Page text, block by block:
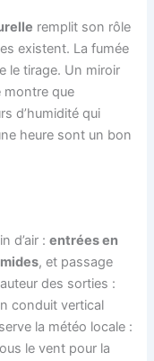
remplit son rôle
existent. La fumée
le tirage. Un miroir
montre que
d’humidité qui
heure sont un bon
d’air :entrées en
, et passage
des sorties :
conduit vertical
la météo locale :
le vent pour la